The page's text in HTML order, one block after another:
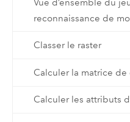
reconnaissance de
Classer le raster
Calculer la matrice de
Calculer les attributs